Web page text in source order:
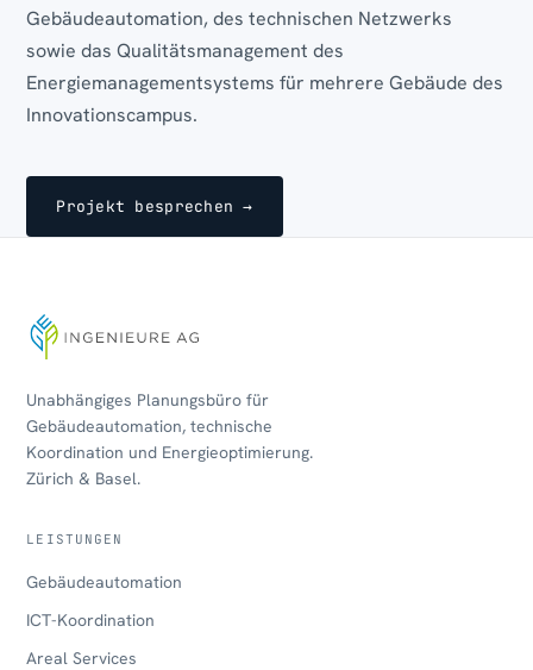
Gebäudeautomation, des technischen Netzwerks
sowie das Qualitätsmanagement des
Energiemanagementsystems für mehrere Gebäude des
Innovationscampus.
Projekt besprechen →
Unabhängiges Planungsbüro für
Gebäudeautomation, technische
Koordination und Energieoptimierung.
Zürich & Basel.
LEISTUNGEN
Gebäudeautomation
ICT-Koordination
Areal Services